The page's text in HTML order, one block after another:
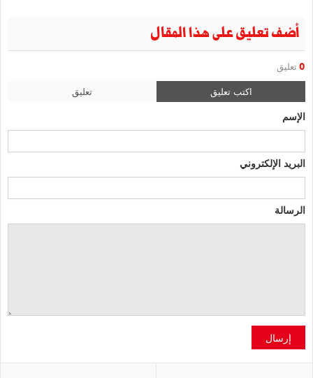
أضف تعليق على هذا المقال
0 تعليق
اكتب تعليق تعليق
الإسم
البريد الإلكتروني
الرسالة
إرسال